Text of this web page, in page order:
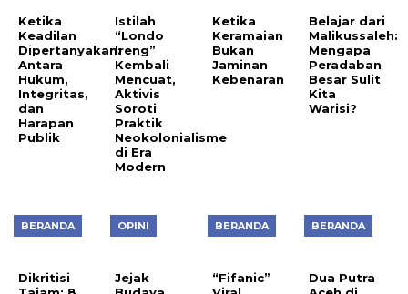
Ketika
Keadilan
Dipertanyakan:
Antara
Hukum,
Integritas,
dan
Harapan
Publik
Istilah
“Londo
Ireng”
Kembali
Mencuat,
Aktivis
Soroti
Praktik
Neokolonialisme
di Era
Modern
Ketika
Keramaian
Bukan
Jaminan
Kebenaran
Belajar dari
Malikussaleh:
Mengapa
Peradaban
Besar Sulit
Kita
Warisi?
BERANDA
Dikritisi
OPINI
Jejak
BERANDA
“Fifanic”
BERANDA
Dua Putra